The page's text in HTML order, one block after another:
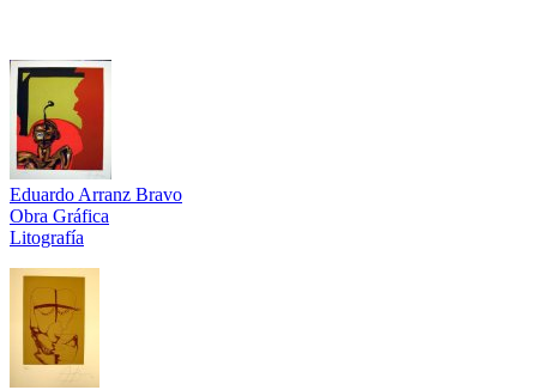
Eduardo Arranz Bravo
Obra Gráfica
Litografía